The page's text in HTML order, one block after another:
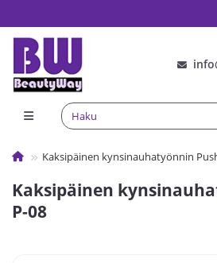
Kaksipäinen kynsinauhatyönnin
Kaksipäinen
P-08